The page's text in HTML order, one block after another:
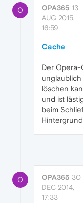
O OPA365 13
AUG 2015,
16:59
Cache
Der Opera-
löschen
und ist
beim
O OPA365 30
DEC 2014,
17:33